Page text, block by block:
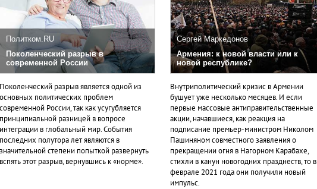
Политком.RU
Поколенческий разрыв в
современной России
Поколенческий разрыв является одной из
основных политических проблем
современной России, так как усугубляется
принципиальной разницей в вопросе
интеграции в глобальный мир. События
последних полутора лет являются в
значительной степени попыткой развернуть
вспять этот разрыв, вернувшись к «норме».
Сергей Маркедонов
Армения: к новой власти или к
новой республике?
Внутриполитический кризис в Армении
бушует уже несколько месяцев. И если
первые массовые антиправительственные
акции, начавшиеся, как реакция на
подписание премьер-министром Николом
Пашиняном совместного заявления о
прекращении огня в Нагорном Карабахе,
стихли в канун новогодних празднеств, то в
феврале 2021 года они получили новый
импульс.